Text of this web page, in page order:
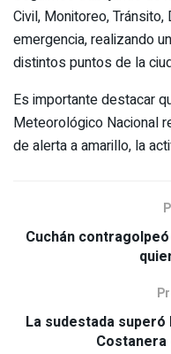
Civil, Monitoreo,
emergencia, realizando
distintos puntos de la
Es importante destacar
Meteorológico Nacional
de alerta a amarillo, la
Cuchán
La sudestada